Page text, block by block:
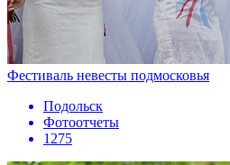
Фестиваль невесты подмосковья
Подольск
Фотоотчеты
1275